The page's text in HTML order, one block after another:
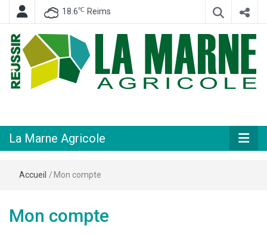
18.6℃ Reims
Agricole
La Marne Agricole
Accueil /Mon compte
Mon compte